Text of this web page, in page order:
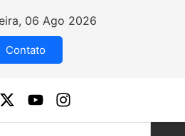
06 Ago 2026
Contato